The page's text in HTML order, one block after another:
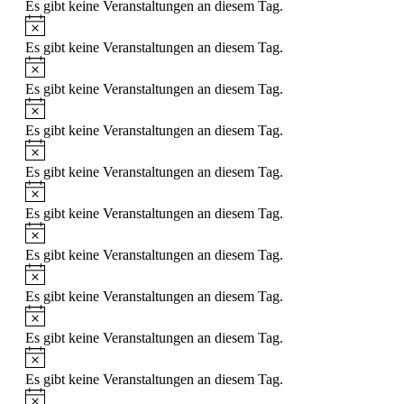
Es gibt keine Veranstaltungen an diesem Tag.
Hinweis
Es gibt keine Veranstaltungen an diesem Tag.
Hinweis
Es gibt keine Veranstaltungen an diesem Tag.
Hinweis
Es gibt keine Veranstaltungen an diesem Tag.
Hinweis
Es gibt keine Veranstaltungen an diesem Tag.
Hinweis
Es gibt keine Veranstaltungen an diesem Tag.
Hinweis
Es gibt keine Veranstaltungen an diesem Tag.
Hinweis
Es gibt keine Veranstaltungen an diesem Tag.
Hinweis
Es gibt keine Veranstaltungen an diesem Tag.
Hinweis
Es gibt keine Veranstaltungen an diesem Tag.
Hinweis